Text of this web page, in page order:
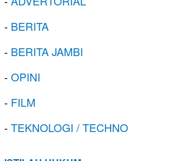
- BERITA
- BERITA JAMBI
-OPINI
- FILM
-TEKNOLOGI / TECHNO